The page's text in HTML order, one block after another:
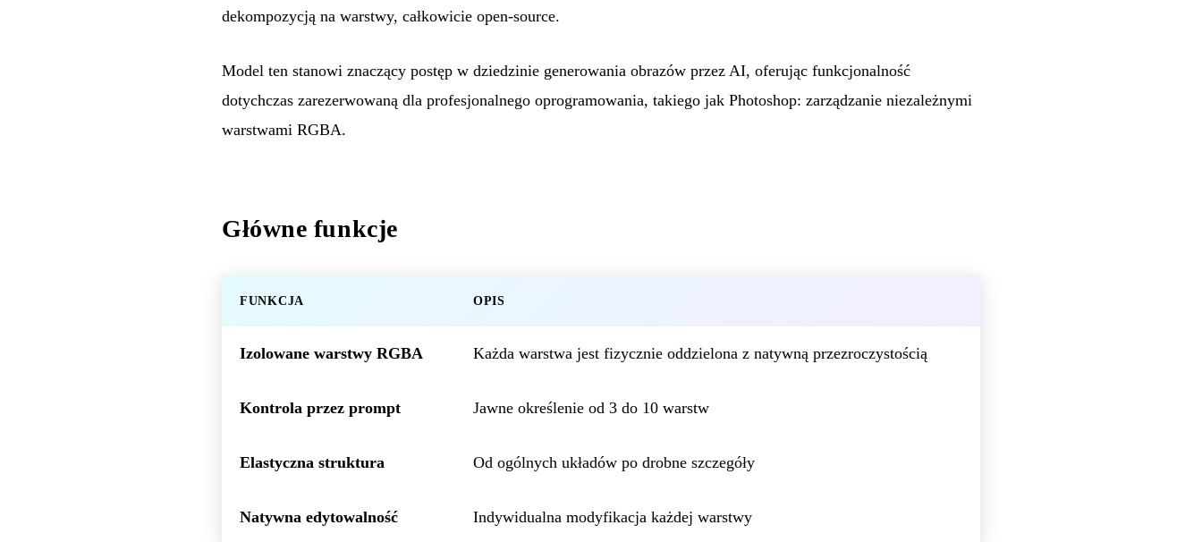
dekompozycją na warstwy, całkowicie open-source.
Model ten stanowi znaczący postęp w dziedzinie generowania obrazów przez AI, oferując funkcjonalność
dotychczas zarezerwowaną dla profesjonalnego oprogramowania, takiego jak Photoshop: zarządzanie niezależnymi
warstwami RGBA.
Główne funkcje
FUNKCJA OPIS
Izolowane warstwy RGBA Każda warstwa jest fizycznie oddzielona z natywną przezroczystością
Kontrola przez prompt Jawne określenie od 3 do 10 warstw
Elastyczna struktura Od ogólnych układów po drobne szczegóły
Natywna edytowalność Indywidualna modyfikacja każdej warstwy